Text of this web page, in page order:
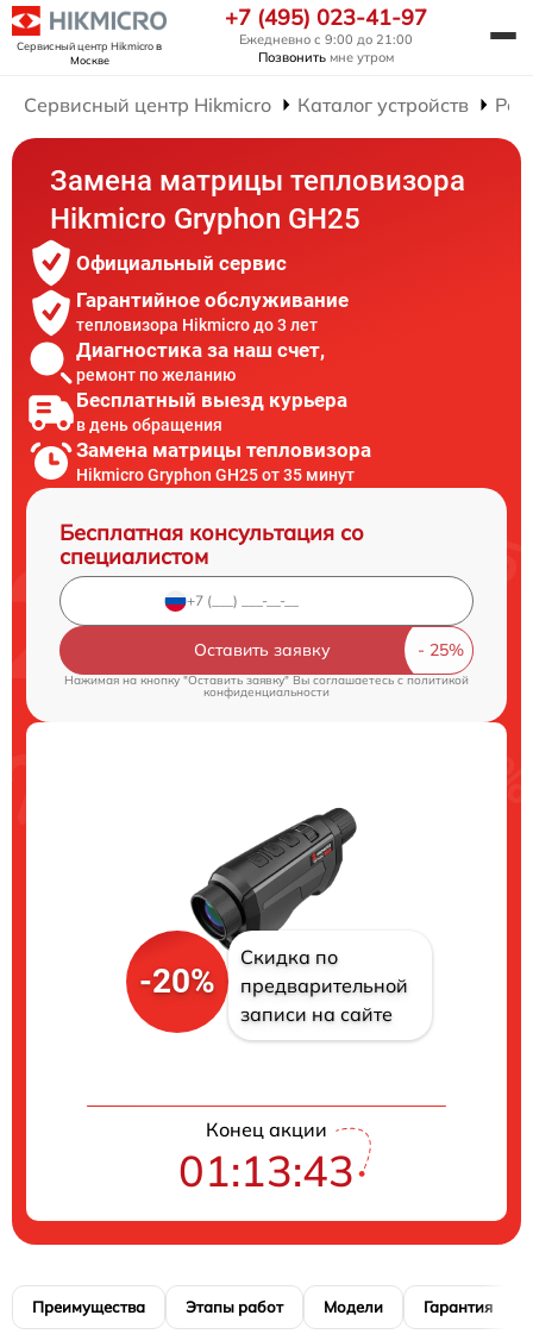
Сервисный центр Hikmicroв
Москве
+7 (495) 023-41-97
Ежедневно с 9:00 до 21:00
Позвонить мне утром
Сервисный центр Hikmicro Каталог устройств
Замена матрицы тепловизора
Hikmicro Gryphon GH25
Официальный сервис
Гарантийное обслуживание
тепловизора Hikmicro до 3 лет
Диагностика за наш счет,
ремонт по желанию
Бесплатный выезд курьера
в день обращения
Замена матрицы тепловизора
Hikmicro Gryphon GH25 от 35 минут
Бесплатная консультация со
специалистом
Оставить заявку
Нажимая на кнопку "Оставить заявку" Вы соглашаетесь cполитикой
конфиденциальности
-20%
Скидка по
предварительной
записи на сайте
Конец акции
01:13:42
Преимущества Этапы работ Модели Гарантия